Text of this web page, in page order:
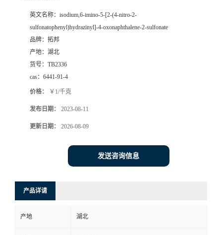
英文名称： isodium,6-imino-5-[2-(4-nitro-2-
sulfonatophenyl)hydrazinyl]-4-oxonaphthalene-2-sulfonate
品牌： 拓邦
产地： 湖北
货号： TB2336
cas： 6441-91-4
价格： ￥1/千克
发布日期： 2023-08-11
更新日期： 2026-08-09
发送咨询信息
产品详请
产地 湖北